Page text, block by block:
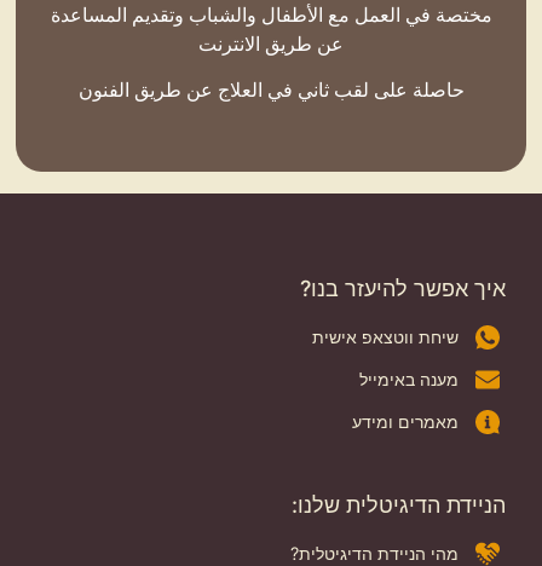
مختصة في العمل مع الأطفال والشباب وتقديم المساعدة
عن طريق الانترنت
حاصلة على لقب ثاني في العلاج عن طريق الفنون
איך אפשר להיעזר בנו?
שיחת ווטצאפ אישית
מענה באימייל
מאמרים ומידע
הניידת הדיגיטלית שלנו:
מהי הניידת הדיגיטלית?